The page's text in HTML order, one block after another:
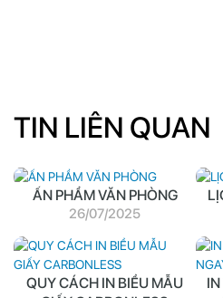
TIN LIÊN QUAN
ẤN PHẨM VĂN PHÒNG
26/07/2025
QUY CÁCH IN BIỂU MẪU